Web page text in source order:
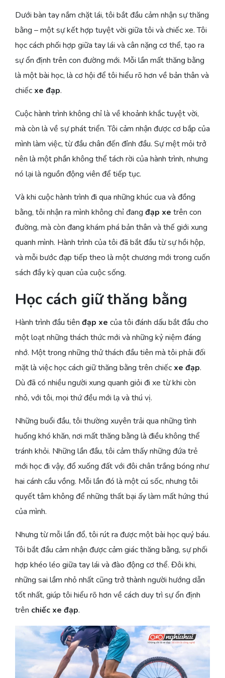
Dưới bàn tay nắm chặt lái, tôi bắt đầu cảm nhận sự thăng
bằng – một sự kết hợp tuyệt vời giữa tôi và chiếc xe. Tôi
học cách phối hợp giữa tay lái và cân nặng cơ thể, tạo ra
sự ổn định trên con đường mới. Mỗi lần mất thăng bằng
là một bài học, là cơ hội để tôi hiểu rõ hơn về bản thân và
chiếc xe đạp.
Cuộc hành trình không chỉ là về khoảnh khắc tuyệt vời,
mà còn là về sự phát triển. Tôi cảm nhận được cơ bắp của
mình làm việc, từ đầu chân đến đỉnh đầu. Sự mệt mỏi trở
nên là một phần không thể tách rời của hành trình, nhưng
nó lại là nguồn động viên để tiếp tục.
Và khi cuộc hành trình đi qua những khúc cua và đồng
bằng, tôi nhận ra mình không chỉ đang đạp xe trên con
đường, mà còn đang khám phá bản thân và thế giới xung
quanh mình. Hành trình của tôi đã bắt đầu từ sự hồi hộp,
và mỗi bước đạp tiếp theo là một chương mới trong cuốn
sách đầy kỳ quan của cuộc sống.
Học cách giữ thăng bằng
Hành trình đầu tiên đạp xe của tôi đánh dấu bắt đầu cho
một loạt những thách thức mới và những kỷ niệm đáng
nhớ. Một trong những thử thách đầu tiên mà tôi phải đối
mặt là việc học cách giữ thăng bằng trên chiếc xe đạp.
Dù đã có nhiều người xung quanh giỏi đi xe từ khi còn
nhỏ, với tôi, mọi thứ đều mới lạ và thú vị.
Những buổi đầu, tôi thường xuyên trải qua những tình
huống khó khăn, nơi mất thăng bằng là điều không thể
tránh khỏi. Những lần đầu, tôi cảm thấy những đứa trẻ
mới học đi vậy, đổ xuống đất với đôi chân trắng bóng như
hai cánh cầu vồng. Mỗi lần đó là một cú sốc, nhưng tôi
quyết tâm không để những thất bại ấy làm mất hứng thú
của mình.
Nhưng từ mỗi lần đổ, tôi rút ra được một bài học quý báu.
Tôi bắt đầu cảm nhận được cảm giác thăng bằng, sự phối
hợp khéo léo giữa tay lái và đào động cơ thể. Đôi khi,
những sai lầm nhỏ nhất cũng trở thành người hướng dẫn
tốt nhất, giúp tôi hiểu rõ hơn về cách duy trì sự ổn định
trên chiếc xe đạp.